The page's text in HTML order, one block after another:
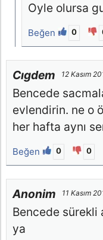
Oyle olursa
Beğen 0
Cıgdem 12 Kasım
Bencede
evlendirin. ne o
her hafta aynı
Beğen 0 0
Anonim 11 Kasım
Bencede sürekli
ya